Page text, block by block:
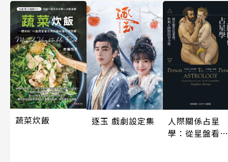
蔬菜炊飯 逐玉 戲劇設定集
人際關係占星
學：從星盤看見